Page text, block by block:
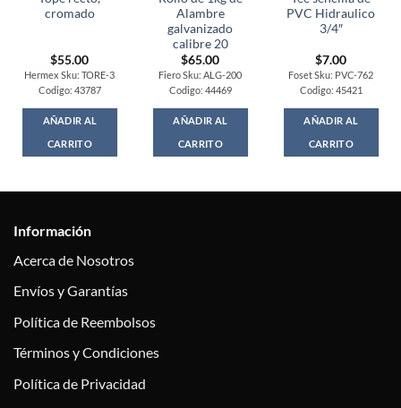
cromado
$55.00
Hermex Sku: TORE-3
Codigo: 43787
AÑADIR AL
CARRITO
Alambre
galvanizado
calibre 20
$65.00
Fiero Sku: ALG-200
Codigo: 44469
AÑADIR AL
CARRITO
PVC Hidraulico
3/4″
$7.00
Foset Sku: PVC-762
Codigo: 45421
AÑADIR AL
CARRITO
Información
Acerca de Nosotros
Envíos y Garantías
Política de Reembolsos
Términos y Condiciones
Política de Privacidad